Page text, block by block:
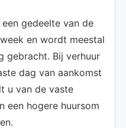
gedeelte van de
en wordt meestal
gebracht. Bij verhuur
dag van aankomst
u van de vaste
een hogere huursom